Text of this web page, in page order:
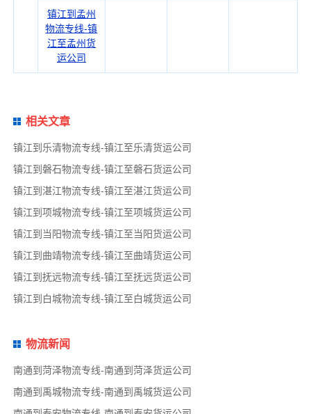
镇江到孟州
物流专线-镇
江至孟州货
运公司
相关文章
镇江到乐清物流专线-镇江至乐清货运公司
镇江到磐石物流专线-镇江至磐石货运公司
镇江到湛江物流专线-镇江至湛江货运公司
镇江到项城物流专线-镇江至项城货运公司
镇江到当阳物流专线-镇江至当阳货运公司
镇江到曲靖物流专线-镇江至曲靖货运公司
镇江到抚远物流专线-镇江至抚远货运公司
镇江到白城物流专线-镇江至白城货运公司
物流新闻
南通到菏泽物流专线-南通到菏泽货运公司
南通到禹城物流专线-南通到禹城货运公司